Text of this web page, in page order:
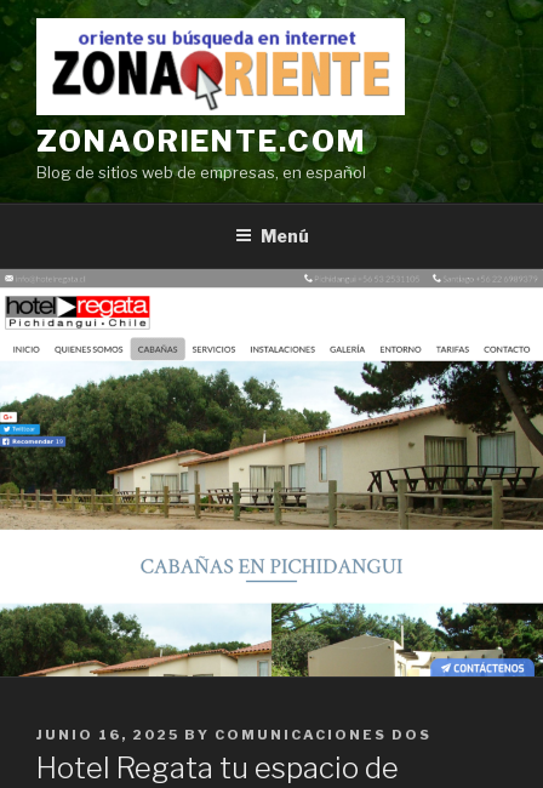
Ir
contenido
ZONAORIENTE.COM
Blog de sitios web de empresas, en español
Menú
POSTED
ON
JUNIO 16, 2025 BY COMUNICACIONES DOS
Hotel Regata tu espacio de